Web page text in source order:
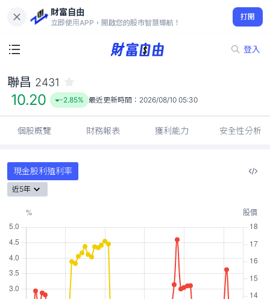
財富自由
立即使用APP，開啟您的股市智慧導航！
打開
登入
10.20
-2.85%
聯昌 2431
10.20 -2.85% 最近更新時間： 2026/08/10 05:30
個股概覽 財務報表 獲利能力 安全性分析
現金股利殖利率
近5年